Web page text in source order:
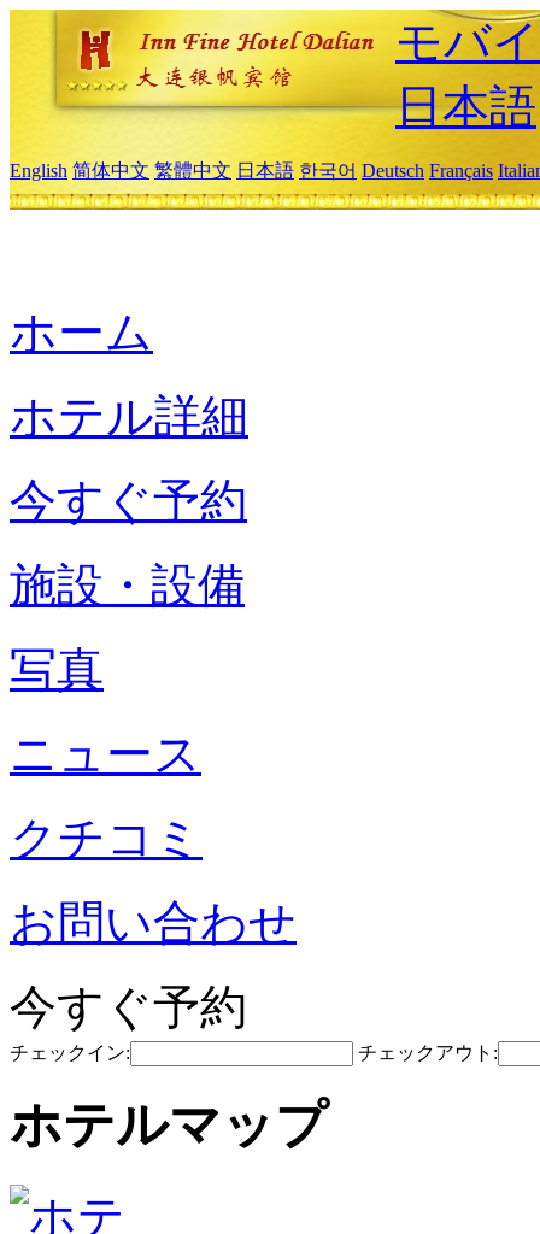
モバ
日本語
English 简体中文 繁體中文 日本語 한국어 Deutsch Français
ホーム
ホテル詳細
今すぐ予約
施設・設備
写真
ニュース
クチコミ
お問い合わせ
今すぐ予約
チェックイン: チェックアウト:
ホテルマップ